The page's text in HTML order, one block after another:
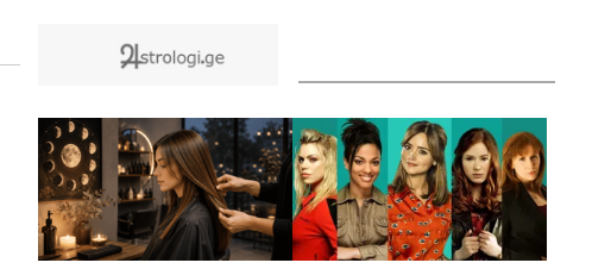
ოფიციალურად ცნობენ
დაზარალებულად